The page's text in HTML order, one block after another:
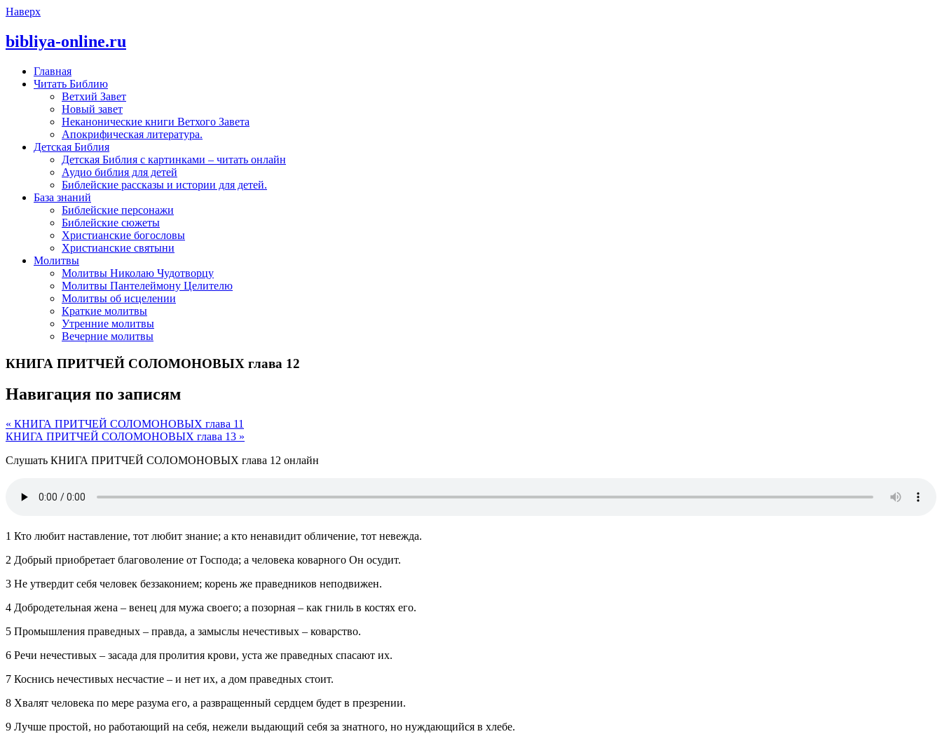
Наверх
bibliya-online.ru
Главная
Читать Библию
Ветхий Завет
Новый завет
Неканонические книги Ветхого Завета
Апокрифическая литература.
Детская Библия
Детская Библия с картинками – читать онлайн
Аудио библия для детей
Библейские рассказы и истории для детей.
База знаний
Библейские персонажи
Библейские сюжеты
Христианские богословы
Христианские святыни
Молитвы
Молитвы Николаю Чудотворцу
Молитвы Пантелеймону Целителю
Молитвы об исцелении
Краткие молитвы
Утренние молитвы
Вечерние молитвы
КНИГА ПРИТЧЕЙ СОЛОМОНОВЫХ глава 12
Навигация по записям
« КНИГА ПРИТЧЕЙ СОЛОМОНОВЫХ глава 11
КНИГА ПРИТЧЕЙ СОЛОМОНОВЫХ глава 13 »
Слушать КНИГА ПРИТЧЕЙ СОЛОМОНОВЫХ глава 12 онлайн
1 Кто любит наставление, тот любит знание; а кто ненавидит обличение, тот невежда.
2 Добрый приобретает благоволение от Господа; а человека коварного Он осудит.
3 Не утвердит себя человек беззаконием; корень же праведников неподвижен.
4 Добродетельная жена – венец для мужа своего; а позорная – как гниль в костях его.
5 Промышления праведных – правда, а замыслы нечестивых – коварство.
6 Речи нечестивых – засада для пролития крови, уста же праведных спасают их.
7 Коснись нечестивых несчастие – и нет их, а дом праведных стоит.
8 Хвалят человека по мере разума его, а развращенный сердцем будет в презрении.
9 Лучше простой, но работающий на себя, нежели выдающий себя за знатного, но нуждающийся в хлебе.